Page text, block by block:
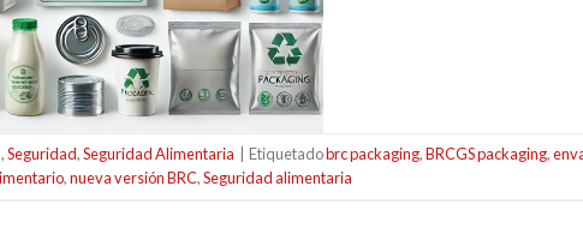
,Seguridad,Seguridad Alimentaria Etiquetadobrc packaging,BRCGS packaging,
,nueva versión BRC,Seguridad alimentaria